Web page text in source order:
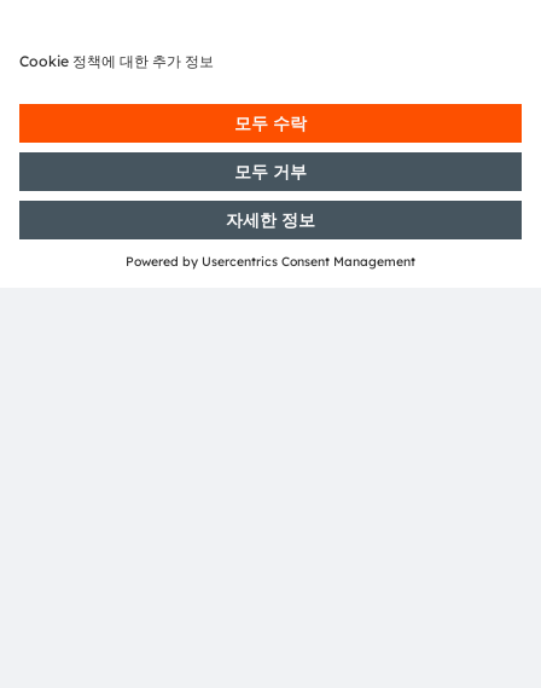
8141 Premstaetten